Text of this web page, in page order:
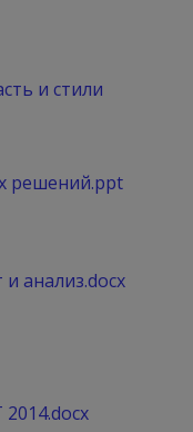
и стили
решений.ppt
анализ.docx